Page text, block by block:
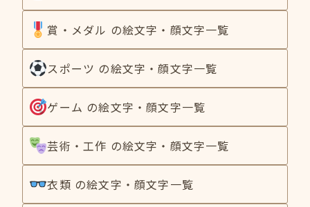
賞・メダル の絵文字・顔文字一覧
スポーツ の絵文字・顔文字一覧
ゲーム の絵文字・顔文字一覧
芸術・工作 の絵文字・顔文字一覧
衣類 の絵文字・顔文字一覧